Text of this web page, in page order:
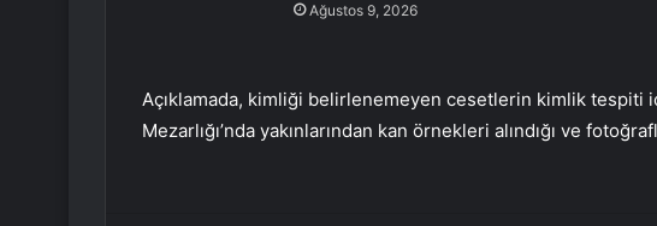
Ağustos 9, 2026
Açıklamada, kimliği belirlenemeyen cesetlerin kimlik tespiti
Mezarlığı’nda yakınlarından kan örnekleri alındığı ve